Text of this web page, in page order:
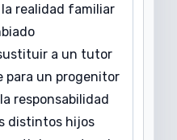
realidad familiar
a un tutor
para un progenitor
responsabilidad
distintos hijos